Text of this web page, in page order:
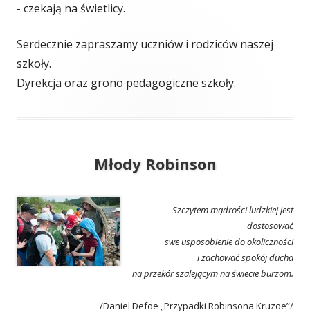
- czekają na świetlicy.
Serdecznie zapraszamy uczniów i rodziców naszej
szkoły.
Dyrekcja oraz grono pedagogiczne szkoły.
Młody Robinson
Szczytem mądrości ludzkiej jest
dostosować
swe usposobienie do okoliczności
i zachować spokój ducha
na przekór szalejącym na świecie burzom.
/Daniel Defoe „Przypadki Robinsona Kruzoe”/